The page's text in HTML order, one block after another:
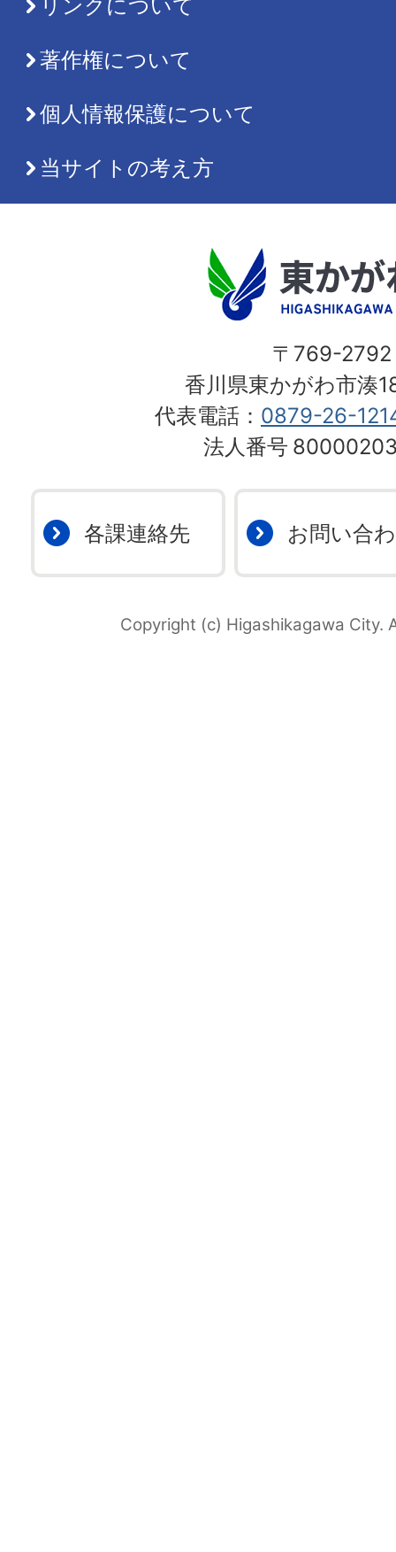
リンクについて
著作権について
個人情報保護について
当サイトの考え方
〒769-2792
香川県東かがわ市湊
代表電話： 0879-26-
法人番号
各課連絡先 お問い合
Copyright (c) Higashikagawa City.